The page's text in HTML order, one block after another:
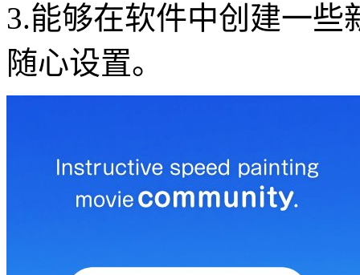
3.能够在软件中创建一
随心设置。